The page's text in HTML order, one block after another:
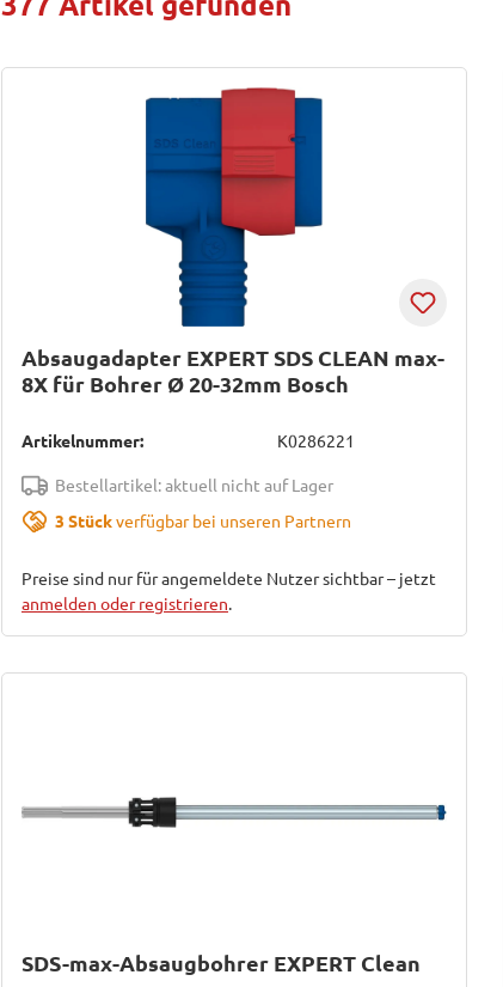
Absaugadapter EXPERT SDS CLEAN max-
8X für Bohrer Ø 20-32mm Bosch
Artikelnummer: K0286221
Bestellartikel: aktuell nicht auf Lager
3 Stückverfügbar bei unseren Partnern
Preise sind nur für angemeldete Nutzer sichtbar – jetzt
anmelden oder registrieren.
SDS-max-Absaugbohrer EXPERT Clean